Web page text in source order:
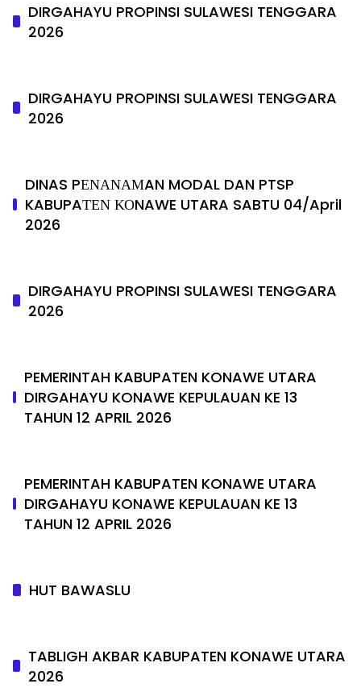
DIRGAHAYU PROPINSI SULAWESI TENGGARA
2026
DIRGAHAYU PROPINSI SULAWESI TENGGARA
2026
DINAS PΕΝΑΝΑΜAN MODAL DAN PTSP
KABUPAΤΕΝ ΚΟNAWE UTARA SABTU 04/April
2026
DIRGAHAYU PROPINSI SULAWESI TENGGARA
2026
PEMERINTAH KABUPATEN KONAWE UTARA
DIRGAHAYU KONAWE KEPULAUAN KE 13
TAHUN 12 APRIL 2026
PEMERINTAH KABUPATEN KONAWE UTARA
DIRGAHAYU KONAWE KEPULAUAN KE 13
TAHUN 12 APRIL 2026
HUT BAWASLU
TABLIGH AKBAR KABUPATEN KONAWE UTARA
2026